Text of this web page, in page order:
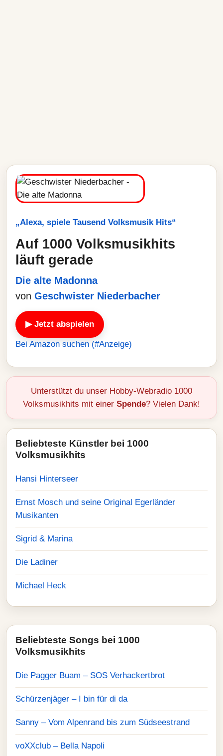
„Alexa, spiele Tausend Volksmusik Hits“
Auf 1000 Volksmusikhits
läuft gerade
Die alte Madonna
von Geschwister Niederbacher
▶ Jetzt abspielen
Bei Amazon suchen (#Anzeige)
Unterstützt du unser Hobby-Webradio 1000
Volksmusikhits mit einer Spende? Vielen Dank!
Beliebteste Künstler bei 1000
Volksmusikhits
Hansi Hinterseer
Ernst Mosch und seine Original Egerländer
Musikanten
Sigrid & Marina
Die Ladiner
Michael Heck
Beliebteste Songs bei 1000
Volksmusikhits
Die Pagger Buam – SOS Verhackertbrot
Schürzenjäger – I bin für di da
Sanny – Vom Alpenrand bis zum Südseestrand
voXXclub – Bella Napoli